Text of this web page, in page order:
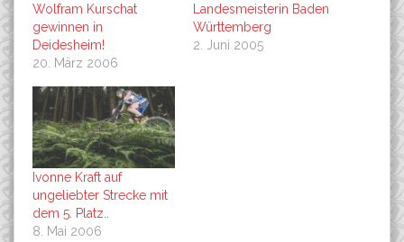
Wolfram Kurschat
gewinnen in
Deidesheim!
20. März 2006
Landesmeisterin Baden
Württemberg
2. Juni 2005
Ivonne Kraft auf
ungeliebter Strecke mit
dem 5. Platz..
8. Mai 2006